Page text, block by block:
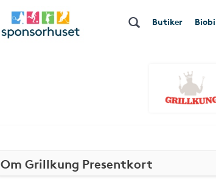
Butiker
Om Grillkung Presentkort